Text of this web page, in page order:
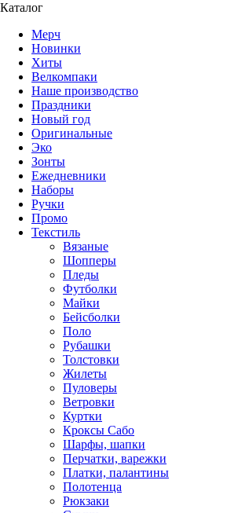
Каталог
Мерч
Новинки
Хиты
Велкомпаки
Наше производство
Праздники
Новый год
Оригинальные
Эко
Зонты
Ежедневники
Наборы
Ручки
Промо
Текстиль
Вязаные
Шопперы
Пледы
Футболки
Майки
Бейсболки
Поло
Рубашки
Толстовки
Жилеты
Пуловеры
Ветровки
Куртки
Кроксы Сабо
Шарфы, шапки
Перчатки, варежки
Платки, палантины
Полотенца
Рюкзаки